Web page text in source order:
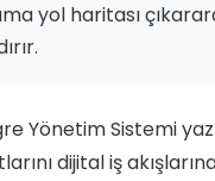
yol haritası
Yönetim Sistemi
dijital iş